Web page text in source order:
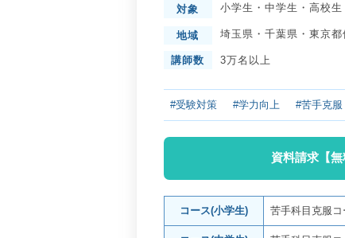
対象 小学生 ・ 中学生 ・ 高校生
地域 埼玉県 ・ 千葉県 ・ 東京都
講師数 3万名以上
#受験対策 #学力向上 #苦手克服
資料請求【無
コース(小学生) 苦手科目克服コ